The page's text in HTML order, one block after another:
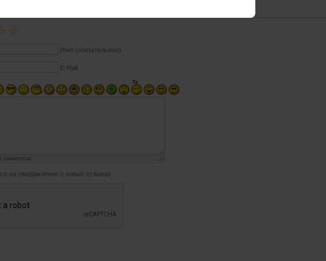
☆
Имя (обязательное)
E-Mail
символов
на уведомления о новых отзывах